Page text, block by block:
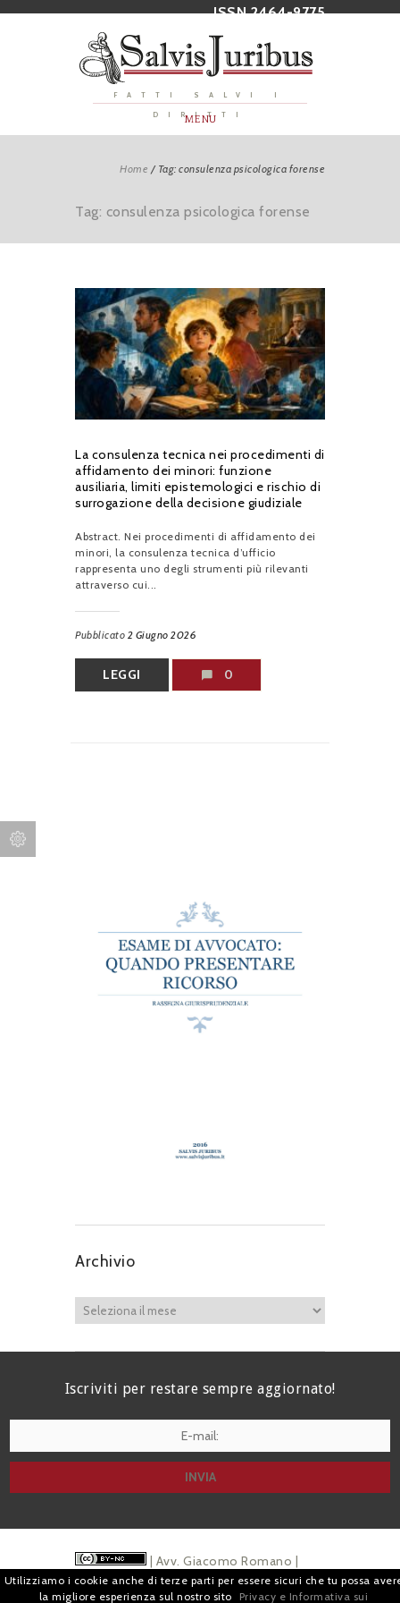
ISSN 2464-9775
FATTI SALVI I
DIRITTI
MENU
Home / Tag: consulenza psicologica forense
Tag: consulenza psicologica forense
La consulenza tecnica nei procedimenti di
affidamento dei minori: funzione
ausiliaria, limiti epistemologici e rischio di
surrogazione della decisione giudiziale
Abstract. Nei procedimenti di affidamento dei
minori, la consulenza tecnica d’ufficio
rappresenta uno degli strumenti più rilevanti
attraverso cui...
Pubblicato 2 Giugno 2026
LEGGI 0
Archivio
Iscriviti per restare sempre aggiornato!
| Avv. Giacomo Romano |
Piazza di Campitelli, 2 - 00186 Roma | P.I.
Utilizziamo i cookie anche di terze parti per essere sicuri che tu possa
la migliore esperienza sul nostro sito
Privacy e Informativa sui